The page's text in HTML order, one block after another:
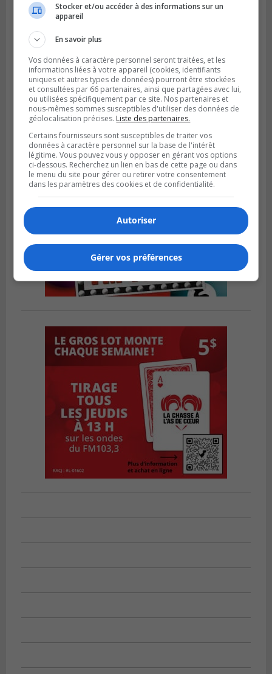
BOUCHERVILLE
Publié le 5 août 2026 à 06h54
La SQ recense 18 décès pendant les
vacances de la construction
Stocker et/ou accéder à des informations sur un
appareil
En savoir plus
Vos données à caractère personnel seront traitées, et les
informations liées à votre appareil (cookies, identifiants
uniques et autres types de données) pourront être stockées
et consultées par 66 partenaires, ainsi que partagées avec lui,
ou utilisées spécifiquement par ce site. Nos partenaires et
nous-mêmes sommes susceptibles d'utiliser des données de
géolocalisation précises. Liste des partenaires.
Certains fournisseurs sont susceptibles de traiter vos
données à caractère personnel sur la base de l'intérêt
légitime. Vous pouvez vous y opposer en gérant vos options
ci-dessous. Recherchez un lien en bas de cette page ou dans
le menu du site pour gérer ou retirer votre consentement
dans les paramètres des cookies et de confidentialité.
Autoriser
Gérer vos préférences